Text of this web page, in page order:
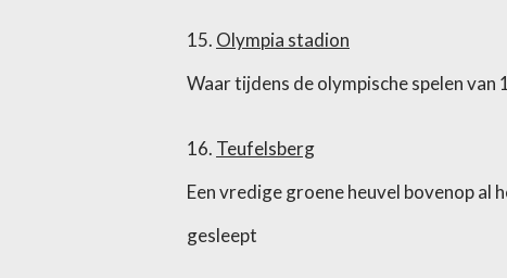
15. Olympia stadion
Waar tijdens de olympische spelen
16. Teufelsberg
Een vredige groene heuvel bovenop al
gesleept